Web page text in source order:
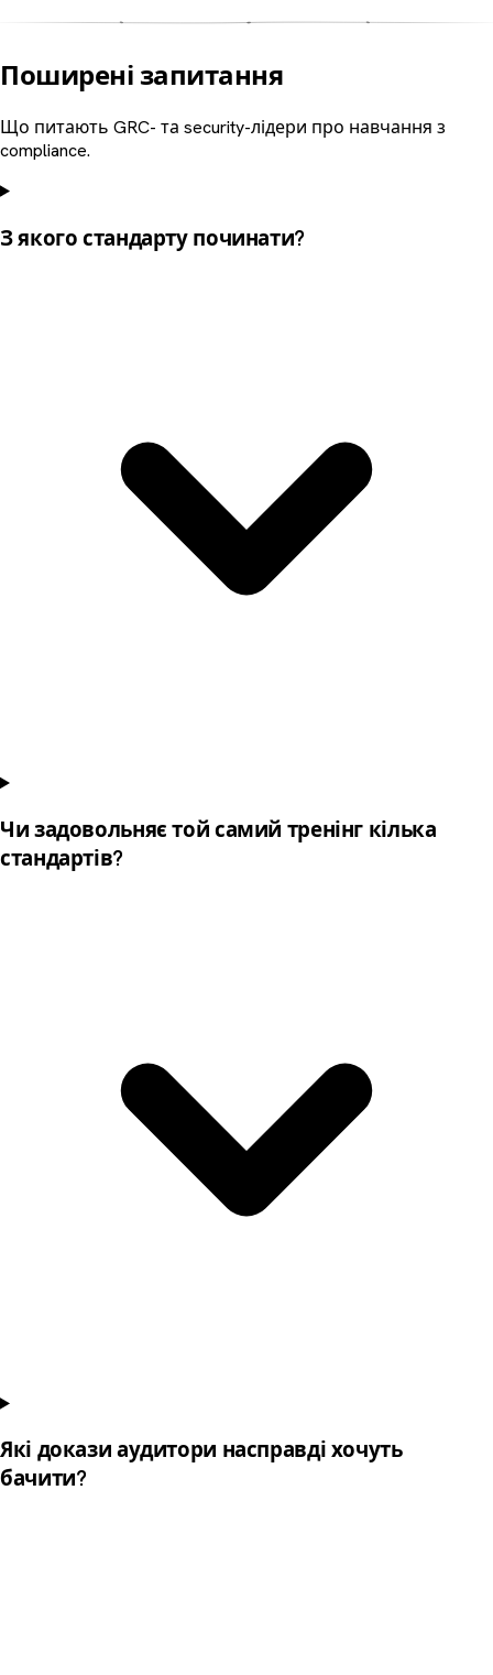
Поширені запитання
Що питають GRC- та security-лідери про навчання з
compliance.
З якого стандарту починати?
Чи задовольняє той самий тренінг кілька
стандартів?
Які докази аудитори насправді хочуть
бачити?